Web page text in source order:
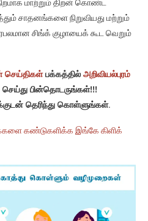
நிறமாக மாற்றும் திறன் கொண்ட
சாதனங்களை நிறுவியது மற்றும்
சிங்க் குழாயைக் கூட வெறும்
செய்திகள்பக்கத்தில் அறிவியல்புரம்
செய்து பின்தொடருங்கள்!!!
தெரிந்து கொள்ளுங்கள்.
கண்டுகளிக்க இங்கே கிளிக்